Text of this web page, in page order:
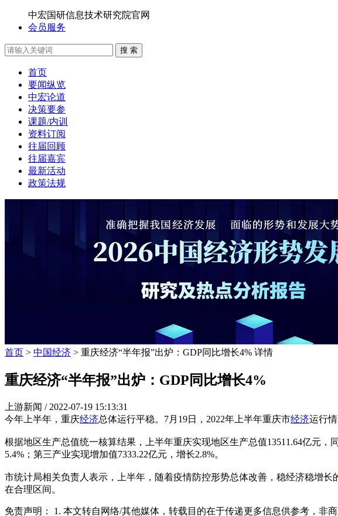
中宏国研信息技术研究院官网
会员服务
搜 索
首页
要闻纵览
中宏论道
决策要参
课题/内训
资料订阅
往届回顾
往届嘉宾
最新活动
政策法规
首页 > 中国经济 > 重庆经济“半年报”出炉：GDP同比增长4% 详情
重庆经济“半年报”出炉：GDP同比增长4%
上游新闻 / 2022-07-19 15:13:31
今年上半年，重庆经济总体运行平稳。7月19日，2022年上半年重庆市经济运行
根据地区生产总值统一核算结果，上半年重庆实现地区生产总值13511.64亿元，
5.4%；第三产业实现增加值7333.22亿元，增长2.8%。
市统计局相关负责人表示，上半年，随着疫情防控形势总体改善，稳经济稳增长
在合理区间。
免责声明： 1. 本文转自网络/其他媒体，转载目的在于传递更多信息供参考，